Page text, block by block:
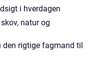
i hverdagen
natur og
den rigtige fagmand til